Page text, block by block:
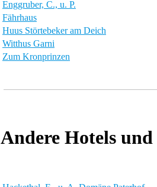
Enggruber, C., u. P.
Fährhaus
Huus Störtebeker am Deich
Witthus Garni
Zum Kronprinzen
Andere Hotels und